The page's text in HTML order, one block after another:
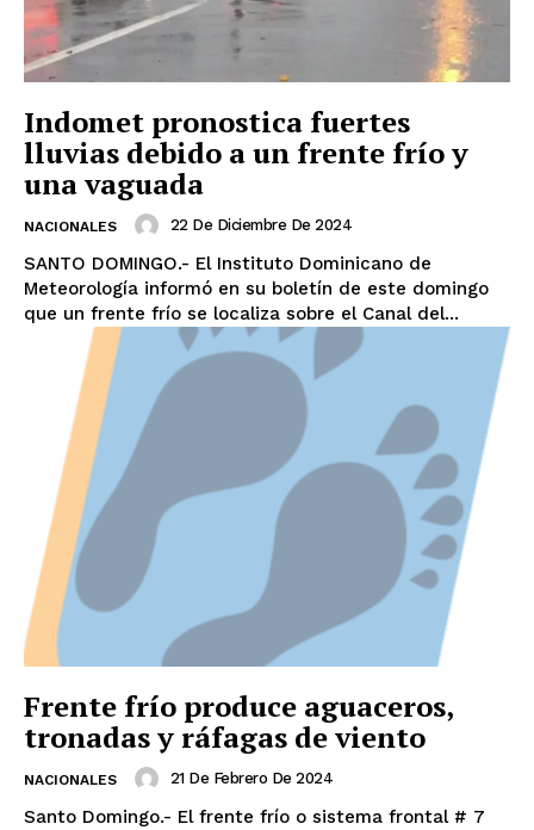
Indomet pronostica fuertes
lluvias debido a un frente frío y
una vaguada
NACIONALES 22 De Diciembre De 2024
SANTO DOMINGO.- El Instituto Dominicano de
Meteorología informó en su boletín de este domingo
que un frente frío se localiza sobre el Canal del...
Frente frío produce aguaceros,
tronadas y ráfagas de viento
NACIONALES 21 De Febrero De 2024
Santo Domingo.- El frente frío o sistema frontal # 7